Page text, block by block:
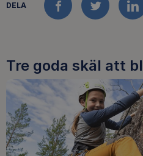
DELA
FACEBOOK
Tre goda skäl att